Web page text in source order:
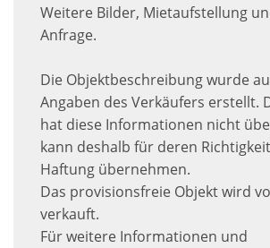
Weitere Bilder, Mietaufstellung
Anfrage.
Die Objektbeschreibung wurde
Angaben des Verkäufers erstellt.
hat diese Informationen nicht
kann deshalb für deren
Haftung übernehmen.
Das provisionsfreie Objekt wird
verkauft.
Für weitere Informationen und